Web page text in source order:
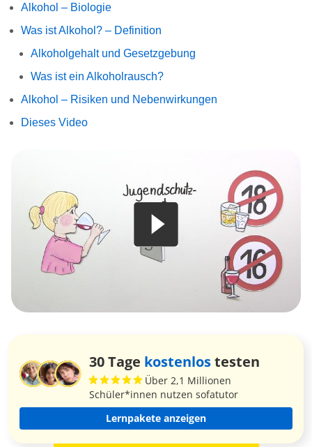
Alkohol – Biologie
Was ist Alkohol? – Definition
Alkoholgehalt und Gesetzgebung
Was ist ein Alkoholrausch?
Alkohol – Risiken und Nebenwirkungen
Dieses Video
30 Tage kostenlostesten
Über 2,1 Millionen
Schüler*innen nutzen sofatutor
Lernpakete anzeigen